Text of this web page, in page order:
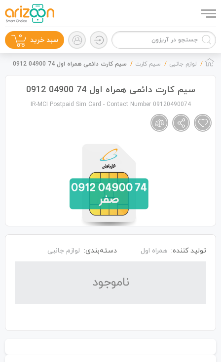
گوشی موبایل
سبد خرید 0
لوازم جانبی سیم کارت سیم کارت دائمی همراه اول 74 04900 0912
سیم کارت دائمی همراه اول 74 04900 0912
IR-MCI Postpaid Sim Card - Contact Number 09120490074
تولید کننده: همراه اول دسته‌بندی: لوازم جانبی
نا‌موجود